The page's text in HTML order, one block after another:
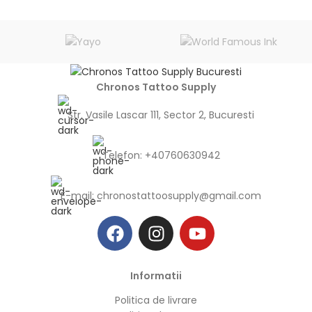
Chronos Tattoo Supply
Str. Vasile Lascar 111, Sector 2, Bucuresti
Telefon: +40760630942
E-mail:chronostattoosupply@gmail.com
Informatii
Politica de livrare